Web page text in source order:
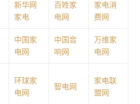
新华网
家电
百姓家
电网
家电消
费网
中国家
电网
中国音
响网
万维家
电网
环球家
电网
智电网
家电联
盟网